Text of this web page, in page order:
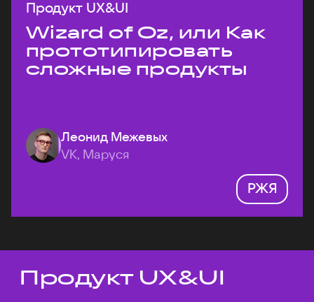
Продукт UX&UI
Wizard of Oz, или Как
прототипировать
сложные продукты
Леонид Межевых
VK, Маруся
РЖЯ
Темы докладов
Продукт UX&UI